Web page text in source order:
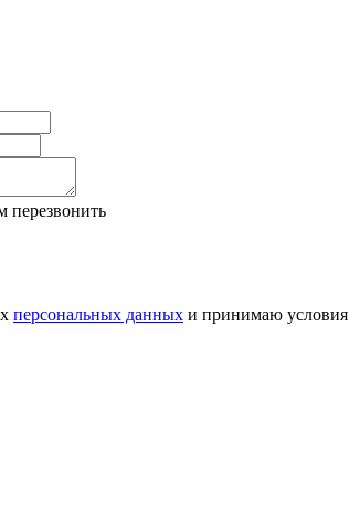
перезвонить
персональных данных и принимаю условия